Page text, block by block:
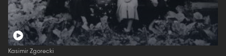
Kasimir Zgorecki